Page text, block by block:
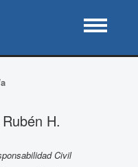
H.
Civil